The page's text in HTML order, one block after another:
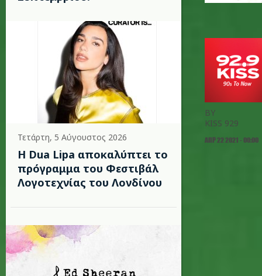
Τετάρτη, 5 Αύγουστος 2026
Η Dua Lipa αποκαλύπτει το
πρόγραμμα του Φεστιβάλ
Λογοτεχνίας του Λονδίνου
BY
KISS 929
ΑΠΡ 22 2021 - 00:00